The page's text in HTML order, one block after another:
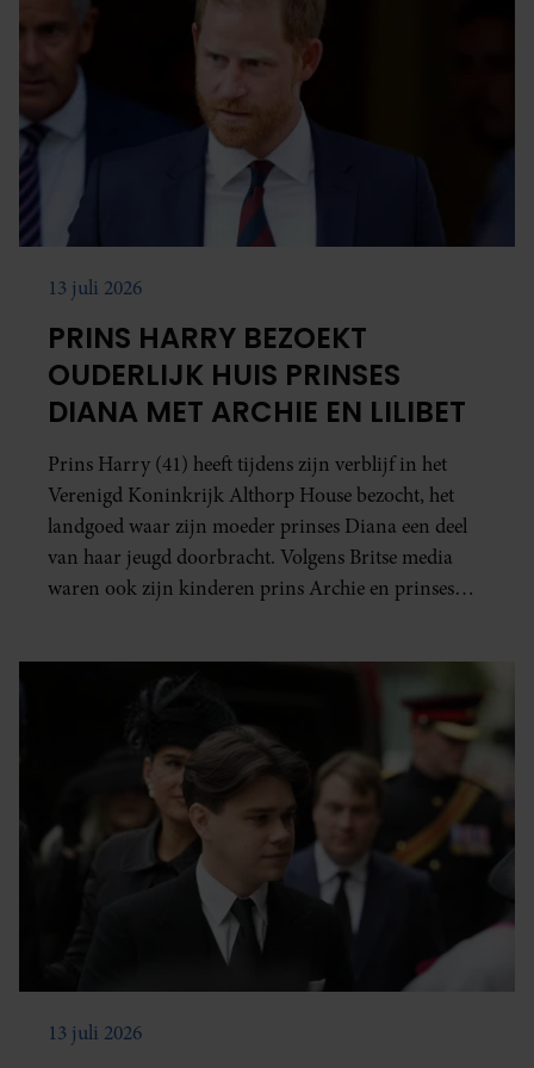
13 juli 2026
PRINS HARRY BEZOEKT
OUDERLIJK HUIS PRINSES
DIANA MET ARCHIE EN LILIBET
Prins Harry (41) heeft tijdens zijn verblijf in het
Verenigd Koninkrijk Althorp House bezocht, het
landgoed waar zijn moeder prinses Diana een deel
van haar jeugd doorbracht. Volgens Britse media
waren ook zijn kinderen prins Archie en prinses
13 juli 2026